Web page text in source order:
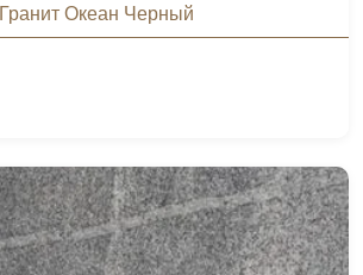
Гранит Океан Черный